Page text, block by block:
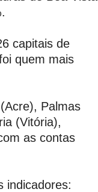
capitais de
quem mais
Palmas
(Vitória),
as contas
indicadores: